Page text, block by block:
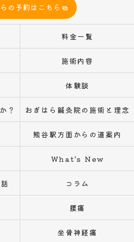
の予約はこちら
料金一覧
施術内容
体験談
？ おぎはら鍼灸院の施術と理念
熊谷駅方面からの道案内
What's New
コラム
腰痛
坐骨神経痛